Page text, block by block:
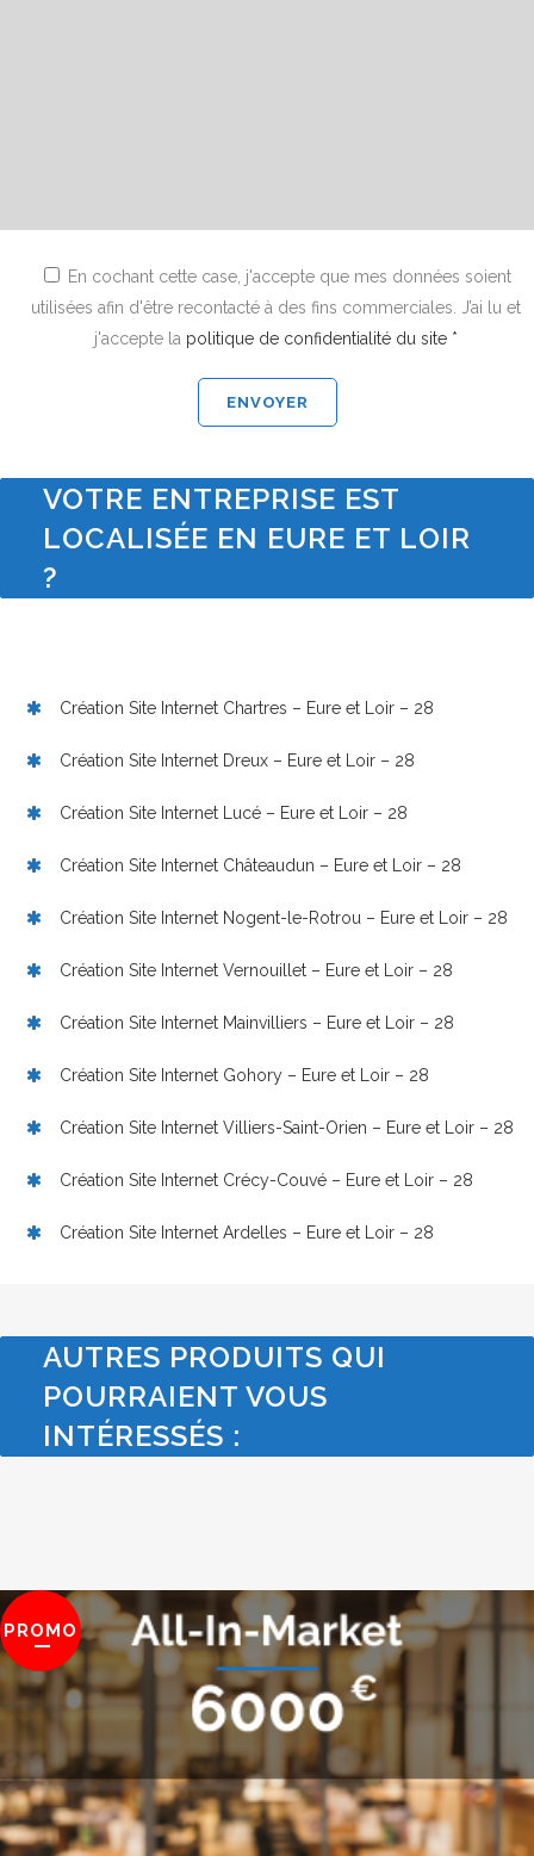
En cochant cette case, j'accepte que mes données soient
utilisées afin d'être recontacté à des fins commerciales. J’ai lu et
j'accepte la politique de confidentialité du site *
VOTRE ENTREPRISE EST
LOCALISÉE EN EURE ET LOIR
?
Création Site Internet Chartres – Eure et Loir – 28
Création Site Internet Dreux – Eure et Loir – 28
Création Site Internet Lucé – Eure et Loir – 28
Création Site Internet Châteaudun – Eure et Loir – 28
Création Site Internet Nogent-le-Rotrou – Eure et Loir – 28
Création Site Internet Vernouillet – Eure et Loir – 28
Création Site Internet Mainvilliers – Eure et Loir – 28
Création Site Internet Gohory – Eure et Loir – 28
Création Site Internet Villiers-Saint-Orien – Eure et Loir – 28
Création Site Internet Crécy-Couvé – Eure et Loir – 28
Création Site Internet Ardelles – Eure et Loir – 28
AUTRES PRODUITS QUI
POURRAIENT VOUS
INTÉRESSÉS :
PROMO